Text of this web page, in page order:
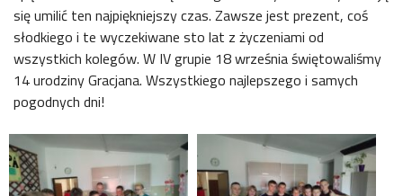
się umilić ten najpiękniejszy czas. Zawsze jest prezent, coś
słodkiego i te wyczekiwane sto lat z życzeniami od
wszystkich kolegów. W IV grupie 18 września świętowaliśmy
14 urodziny Gracjana. Wszystkiego najlepszego i samych
pogodnych dni!